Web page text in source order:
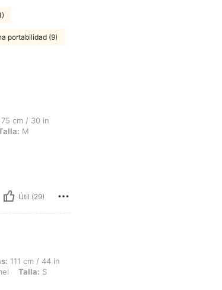
portabilidad (9)
cuerpo: Triángulo, Cintura: 76 cm / 30 in, Caderas: 108 cm /
75 cm / 30 in
M
Útil (29)
del cuerpo: Triángulo invertido, Cintura: 81 cm / 32 in, Busto:
111 cm / 44 in
Talla: S